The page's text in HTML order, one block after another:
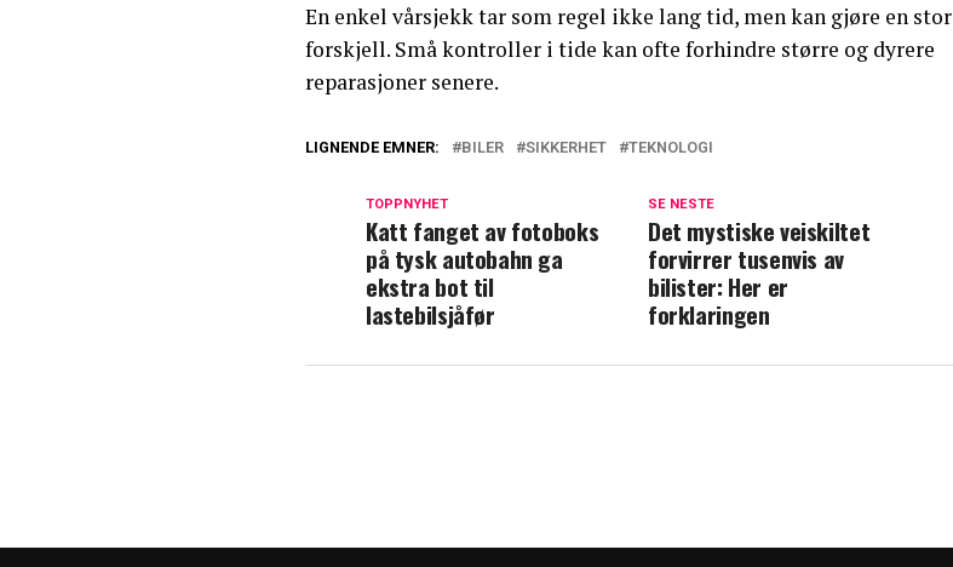
En enkel vårsjekk tar som regel ikke lang tid, men kan gjøre en stor
forskjell. Små kontroller i tide kan ofte forhindre større og dyrere
reparasjoner senere.
LIGNENDE EMNER: BILER SIKKERHET TEKNOLOGI
SE NESTE
Det mystiske veiskiltet
forvirrer tusenvis av
bilister: Her er
forklaringen
TOPPNYHET
Katt fanget av fotoboks
på tysk autobahn ga
ekstra bot til
lastebilsjåfør